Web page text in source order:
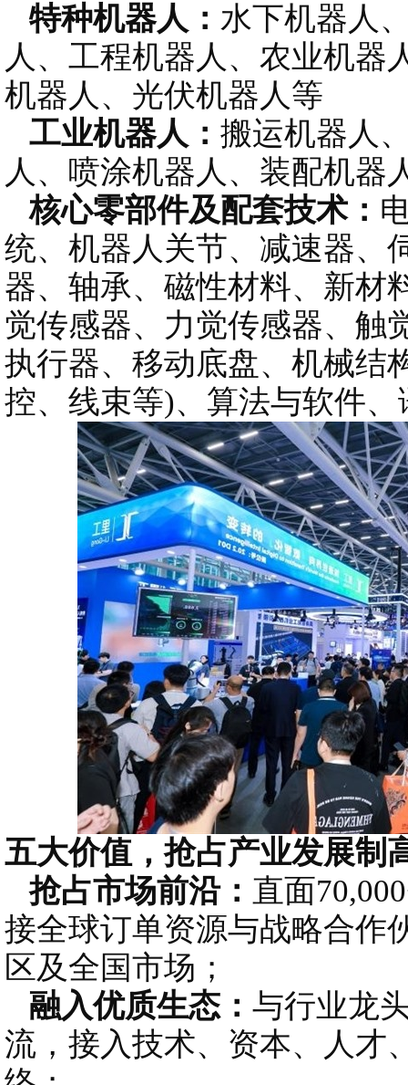
特种机器人： 水下机器人
人、工程机器人、农业机器
机器人、光伏机器人等
工业机器人： 搬运机器人
⼈、喷涂机器人、装配机器
核心零部件及配套技术：
统、机器人关节、减速器、
器、轴承、磁性材料、新材
觉传感器、力觉传感器、触
执行器、移动底盘、机械结
控、线束等)、算法与软件
五大价值，抢占产业发展制
抢占市场前沿： 直面
接全球订单资源与战略合作
区及全国市场；
融入优质生态： 与行业龙
流，接入技术、资本、人才